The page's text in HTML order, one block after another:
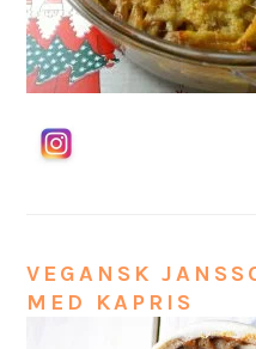
VEGANSK
MED KAPRIS